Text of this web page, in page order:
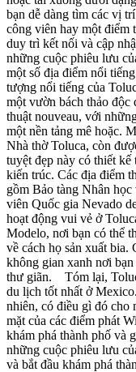
bạn dễ dàng tìm các vị
công viên hay một điểm
duy trì kết nối và cập
những cuộc phiêu lưu
một số địa điểm nổi
tượng nổi tiếng của
một vườn bách thảo độc
thuật nouveau, với
một nền tảng mê hoặc.
Nhà thờ Toluca, còn
tuyệt đẹp này có thiết
kiến trúc. Các địa điểm
gồm Bảo tàng Nhân
viên Quốc gia Nevado
hoạt động vui vẻ ở
Modelo, nơi bạn có thể
về cách họ sản xuất
không gian xanh nơi
thư giãn. Tóm lại,
du lịch tốt nhất ở
nhiên, có điều gì đó cho
mặt của các điểm phát
khám phá thành phố và
những cuộc phiêu lưu
và bắt đầu khám phá